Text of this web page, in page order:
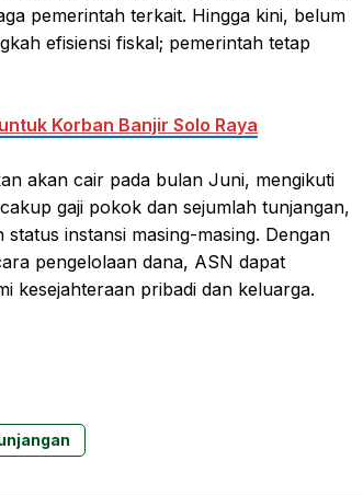
pemerintah terkait. Hingga kini, belum
efisiensi fiskal; pemerintah tetap
Korban Banjir Solo Raya
akan cair pada bulan Juni, mengikuti
gaji pokok dan sejumlah tunjangan,
instansi masing-masing. Dengan
pengelolaan dana, ASN dapat
kesejahteraan pribadi dan keluarga.